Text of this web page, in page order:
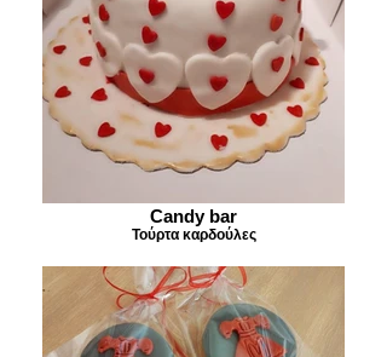
Candy bar
Τούρτα καρδούλες